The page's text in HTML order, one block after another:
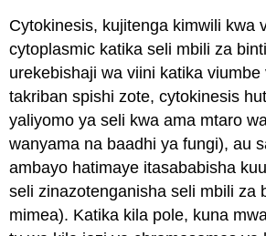
Cytokinesis, kujitenga kimwili kwa
cytoplasmic katika seli mbili za
urekebishaji wa viini katika
takriban spishi zote, cytokinesis
yaliyomo ya seli kwa ama mtaro
wanyama na baadhi ya fungi), au
ambayo hatimaye itasababisha
seli zinazotenganisha seli mbili za
mimea). Katika kila pole, kuna